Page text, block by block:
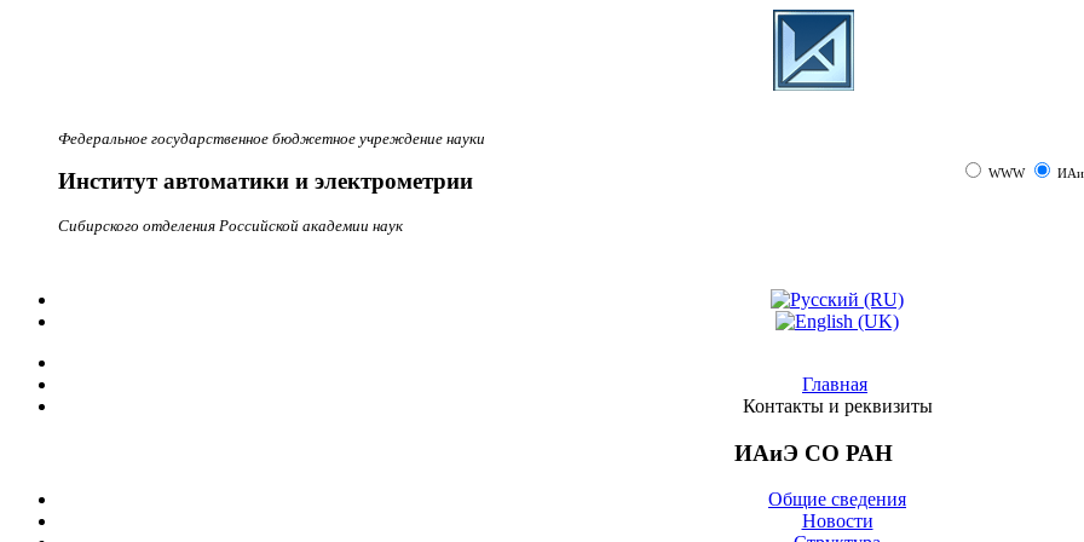
Федеральное государственное бюджетное учреждение науки
Институт автоматики и электрометрии
Сибирского отделения Российской академии наук
WWW
Главная
Контакты и реквизиты
ИАиЭ СО РАН
Общие сведения
Новости